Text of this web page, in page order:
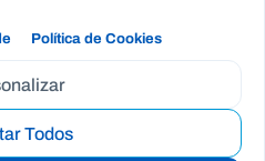
Política de Cookies
Todos